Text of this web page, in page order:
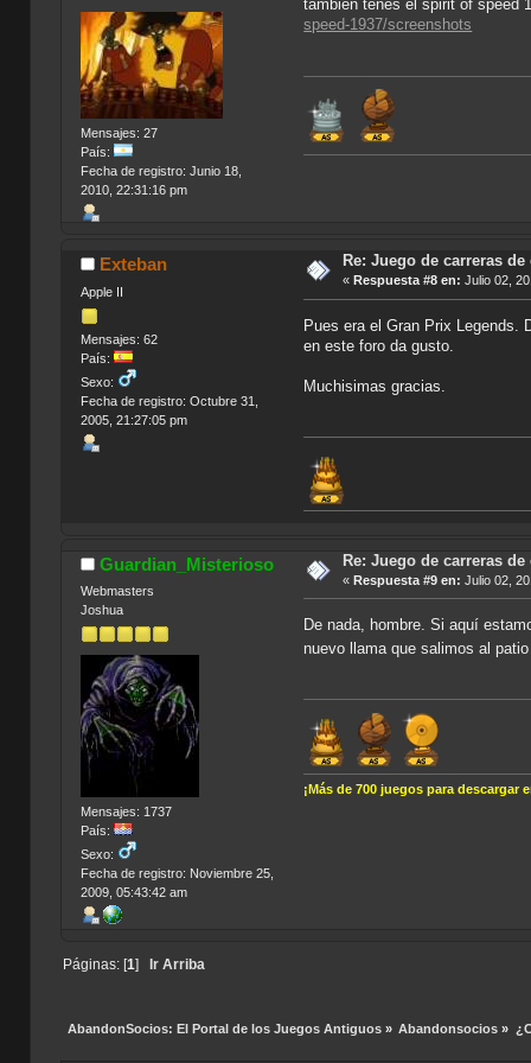
Mensajes: 27
País:
Fecha de registro: Junio 18,
2010, 22:31:16 pm
tambien tenes el spirit of speed
speed-1937/screenshots
Exteban
Apple II
Mensajes: 62
País:
Sexo:
Fecha de registro: Octubre 31,
2005, 21:27:05 pm
Re: Juego de carreras
« Respuesta #8 en: Julio 02,
Pues era el Gran Prix Legends.
en este foro da gusto.
Muchisimas gracias.
Guardian_Misterioso
Webmasters
Joshua
Mensajes: 1737
País:
Sexo:
Fecha de registro: Noviembre 25,
2009, 05:43:42 am
Re: Juego de carreras
« Respuesta #9 en: Julio 02,
De nada, hombre. Si aquí
nuevo llama que salimos al
¡Más de 700 juegos para
Páginas: [1] Ir Arriba
AbandonSocios: El Portal de los Juegos Antiguos» Abandonsocios »